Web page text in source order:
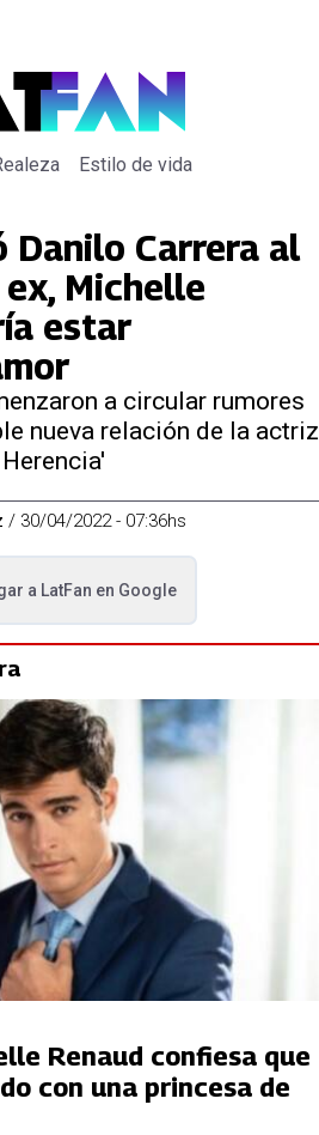
Estilo de vida
Danilo Carrera al
Michelle
estar
a circular rumores
nueva relación de la actriz
/ 30/04/2022 - 07:36hs
a LatFan en Google
pestaña
Renaud confiesa que
con una princesa de